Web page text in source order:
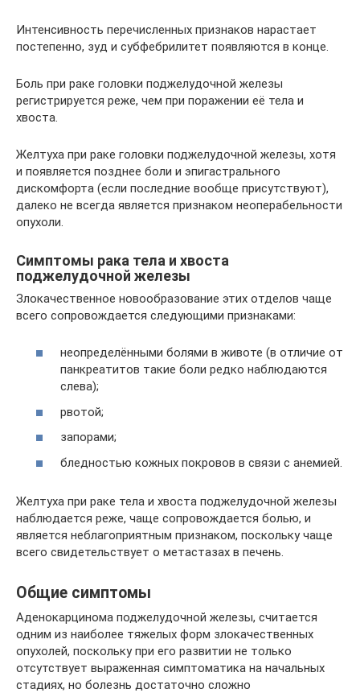
Интенсивность перечисленных признаков нарастает
постепенно, зуд и субфебрилитет появляются в конце.
Боль при раке головки поджелудочной железы
регистрируется реже, чем при поражении её тела и
хвоста.
Желтуха при раке головки поджелудочной железы, хотя
и появляется позднее боли и эпигастрального
дискомфорта (если последние вообще присутствуют),
далеко не всегда является признаком неоперабельности
опухоли.
Симптомы рака тела и хвоста
поджелудочной железы
Злокачественное новообразование этих отделов чаще
всего сопровождается следующими признаками:
неопределёнными болями в животе (в отличие от
панкреатитов такие боли редко наблюдаются
слева);
рвотой;
запорами;
бледностью кожных покровов в связи с анемией.
Желтуха при раке тела и хвоста поджелудочной железы
наблюдается реже, чаще сопровождается болью, и
является неблагоприятным признаком, поскольку чаще
всего свидетельствует о метастазах в печень.
Общие симптомы
Аденокарцинома поджелудочной железы, считается
одним из наиболее тяжелых форм злокачественных
опухолей, поскольку при его развитии не только
отсутствует выраженная симптоматика на начальных
стадиях, но болезнь достаточно сложно